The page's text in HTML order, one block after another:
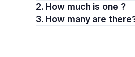
2. How much is one ?
3. How many are